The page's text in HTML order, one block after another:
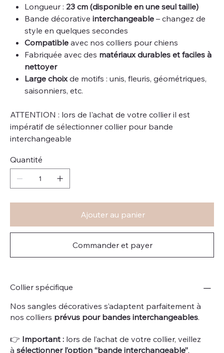
Longueur : 23 cm (disponible en une seul taille)
Bande décorative interchangeable– changez de
style en quelques secondes
Compatibleavec nos colliers pour chiens
Fabriquée avec des matériaux durables et faciles à
nettoyer
Large choixde motifs : unis, fleuris, géométriques,
saisonniers, etc.
ATTENTION : lors de l'achat de votre collier il est
impératif de sélectionner collier pour bande
interchangeable
Quantité
Ajouter au panier
Commander et payer
Collier spécifique
Nos sangles décoratives s’adaptent parfaitement à
nos colliers prévus pour bandes interchangeables.
👉 Important : lors de l’achat de votre collier, veillez
à sélectionner l’option “bande interchangeable”.